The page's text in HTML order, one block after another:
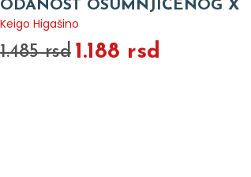
ODANOST OSUMNJIČENOG X
Keigo Higašino
1.485 rsd 1.188 rsd